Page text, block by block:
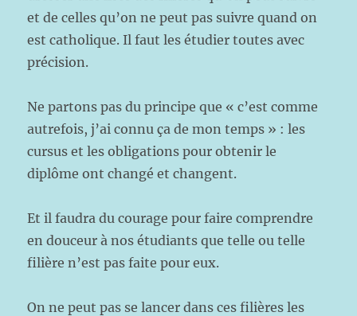
et de celles qu’on ne peut pas suivre quand on
est catholique. Il faut les étudier toutes avec
précision.
Ne partons pas du principe que « c’est comme
autrefois, j’ai connu ça de mon temps » : les
cursus et les obligations pour obtenir le
diplôme ont changé et changent.
Et il faudra du courage pour faire comprendre
en douceur à nos étudiants que telle ou telle
filière n’est pas faite pour eux.
On ne peut pas se lancer dans ces filières les